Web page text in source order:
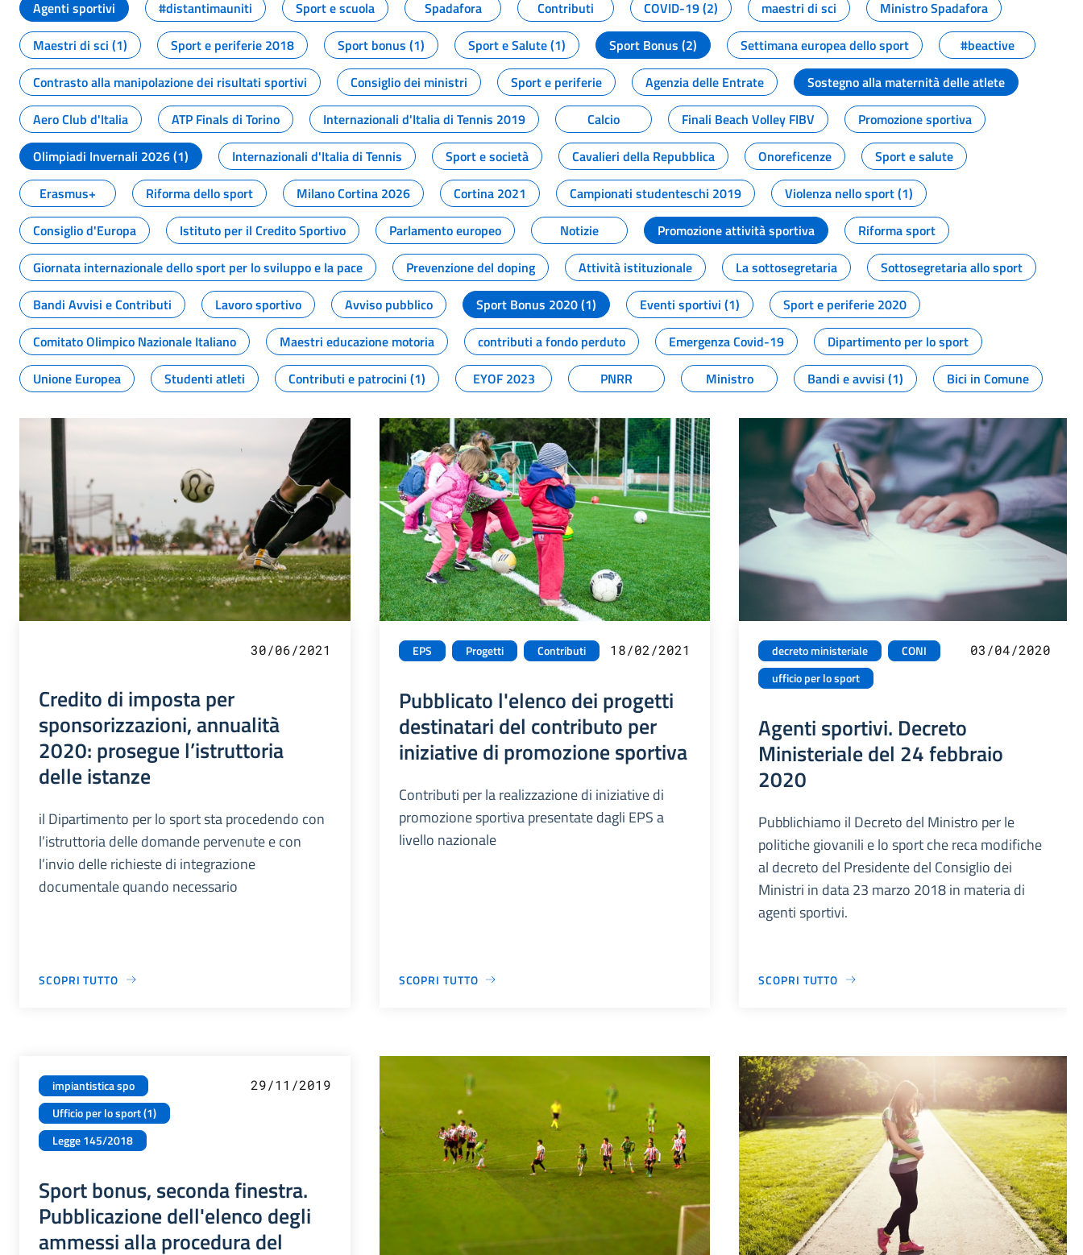
Agenti sportivi
#distantimauniti Sport e scuola Spadafora Contributi COVID-19 (2) maestri di sci
Ministro Spadafora
Maestri di sci (1)
Sport e periferie 2018 Sport bonus (1) Sport e Salute (1) Sport Bonus (2) Settimana europea dello sport
#beactive
Contrasto alla manipolazione dei risultati sportivi
Consiglio dei ministri Sport e periferie Agenzia delle Entrate
Sostegno alla maternità delle atlete
Aero Club d'Italia
ATP Finals di Torino Internazionali d'Italia di Tennis 2019 Calcio Finali Beach Volley FIBV
Promozione sportiva
Olimpiadi Invernali 2026 (1)
Internazionali d'Italia di Tennis Sport e società Cavalieri della Repubblica Onoreficenze
Sport e salute
Erasmus+
Riforma dello sport Milano Cortina 2026 Cortina 2021 Campionati studenteschi 2019
Violenza nello sport (1)
Consiglio d'Europa
Istituto per il Credito Sportivo Parlamento europeo Notizie Promozione attività sportiva
Riforma sport
Giornata internazionale dello sport per lo sviluppo e la pace
Prevenzione del doping Attività istituzionale La sottosegretaria
Sottosegretaria allo sport
Bandi Avvisi e Contributi
Lavoro sportivo Avviso pubblico Sport Bonus 2020 (1) Eventi sportivi (1)
Sport e periferie 2020
Comitato Olimpico Nazionale Italiano
Maestri educazione motoria contributi a fondo perduto Emergenza Covid-19
Dipartimento per lo sport
Unione Europea
Studenti atleti Contributi e patrocini (1) EYOF 2023 PNRR Ministro Bandi e avvisi (1) Bici in Comune
30/06/2021
Credito di imposta per
sponsorizzazioni, annualità
2020: prosegue l’istruttoria
delle istanze
il Dipartimento per lo sport sta procedendo con
l’istruttoria delle domande pervenute e con
l’invio delle richieste di integrazione
documentale quando necessario
SCOPRI TUTTO
EPS Progetti Contributi 18/02/2021
Pubblicato l'elenco dei progetti
destinatari del contributo per
iniziative di promozione sportiva
Contributi per la realizzazione di iniziative di
promozione sportiva presentate dagli EPS a
livello nazionale
SCOPRI TUTTO
decreto ministeriale
CONI
ufficio per lo sport
03/04/2020
Agenti sportivi. Decreto
Ministeriale del 24 febbraio
2020
Pubblichiamo il Decreto del Ministro per le
politiche giovanili e lo sport che reca modifiche
al decreto del Presidente del Consiglio dei
Ministri in data 23 marzo 2018 in materia di
agenti sportivi.
SCOPRI TUTTO
impiantistica spo
Ufficio per lo sport (1)
Legge 145/2018
29/11/2019
Sport bonus, seconda finestra.
Pubblicazione dell'elenco degli
ammessi alla procedura del